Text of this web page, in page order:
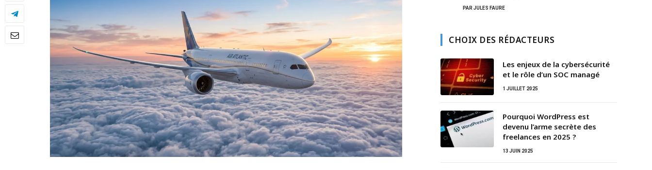
PARJULES FAURE
CHOIX DES RÉDACTEURS
Les enjeux de la cybersécurité
et le rôle d’un SOC managé
1 JUILLET 2025
Pourquoi WordPress est
devenu l’arme secrète des
freelances en 2025 ?
13 JUIN 2025